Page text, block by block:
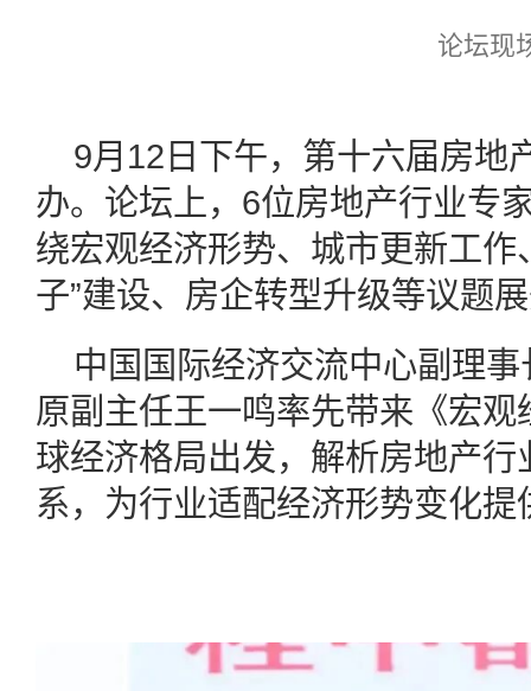
论坛现
9月12日下午，第十六届房地
办。论坛上，6位房地产行业专
绕宏观经济形势、城市更新工作
子”建设、房企转型升级等议题
中国国际经济交流中心副理
原副主任王一鸣率先带来《宏
球经济格局出发，解析房地产
系，为行业适配经济形势变化提